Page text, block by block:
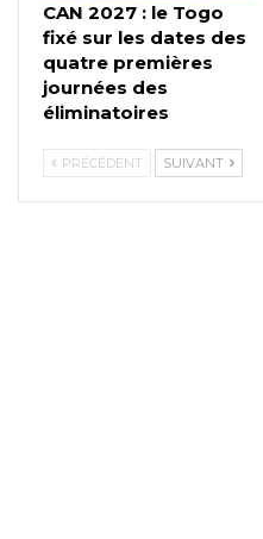
CAN 2027 : le Togo
fixé sur les dates des
quatre premières
journées des
éliminatoires
PRÉCÉDENT SUIVANT